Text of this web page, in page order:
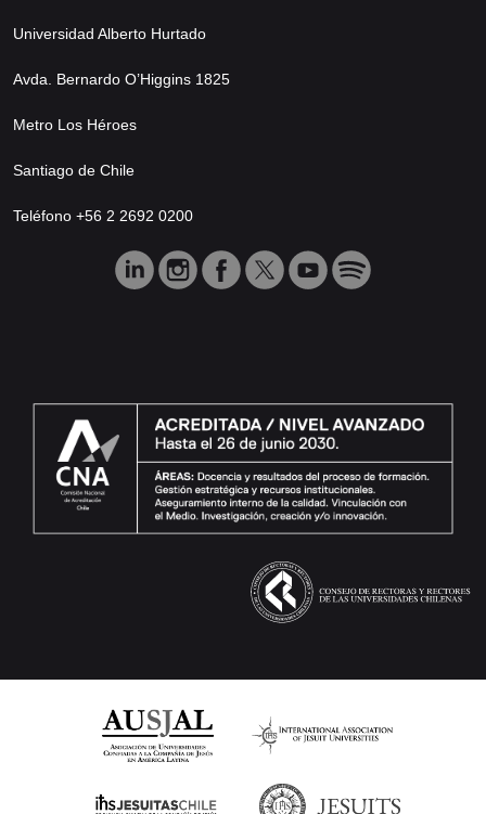
Universidad Alberto Hurtado
Avda. Bernardo O’Higgins 1825
Metro Los Héroes
Santiago de Chile
Teléfono +56 2 2692 0200